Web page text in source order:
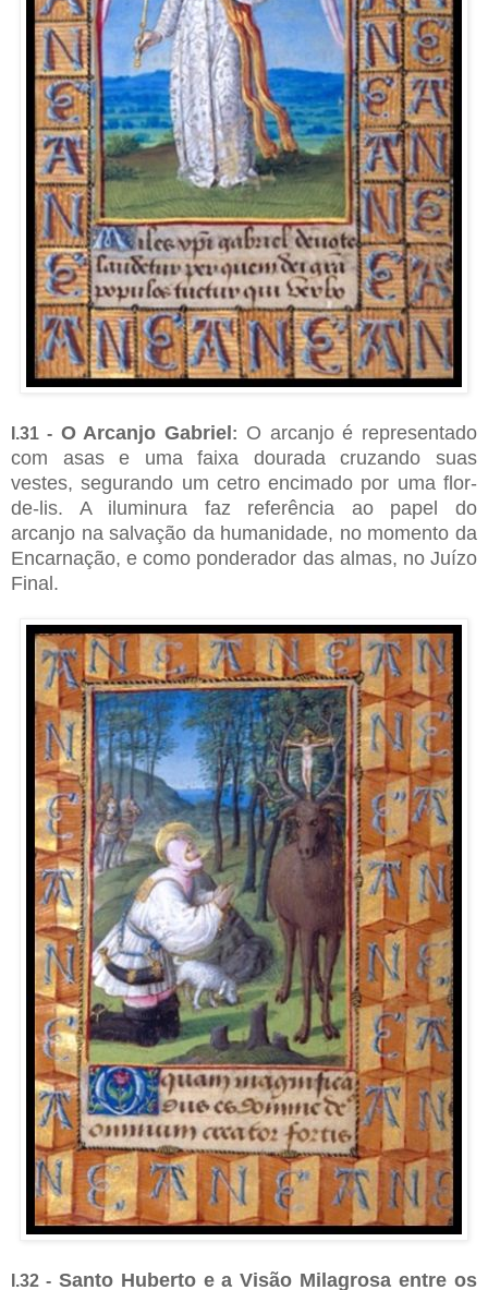
I.31 -O Arcanjo Gabriel: O arcanjo é representado
com asas e uma faixa dourada cruzando suas
vestes, segurando um cetro encimado por uma flor-
de-lis. A iluminura faz referência ao papel do
arcanjo na salvação da humanidade, no momento da
Encarnação, e como ponderador das almas, no Juízo
Final.
I.32 -Santo Huberto e a Visão Milagrosa entre os